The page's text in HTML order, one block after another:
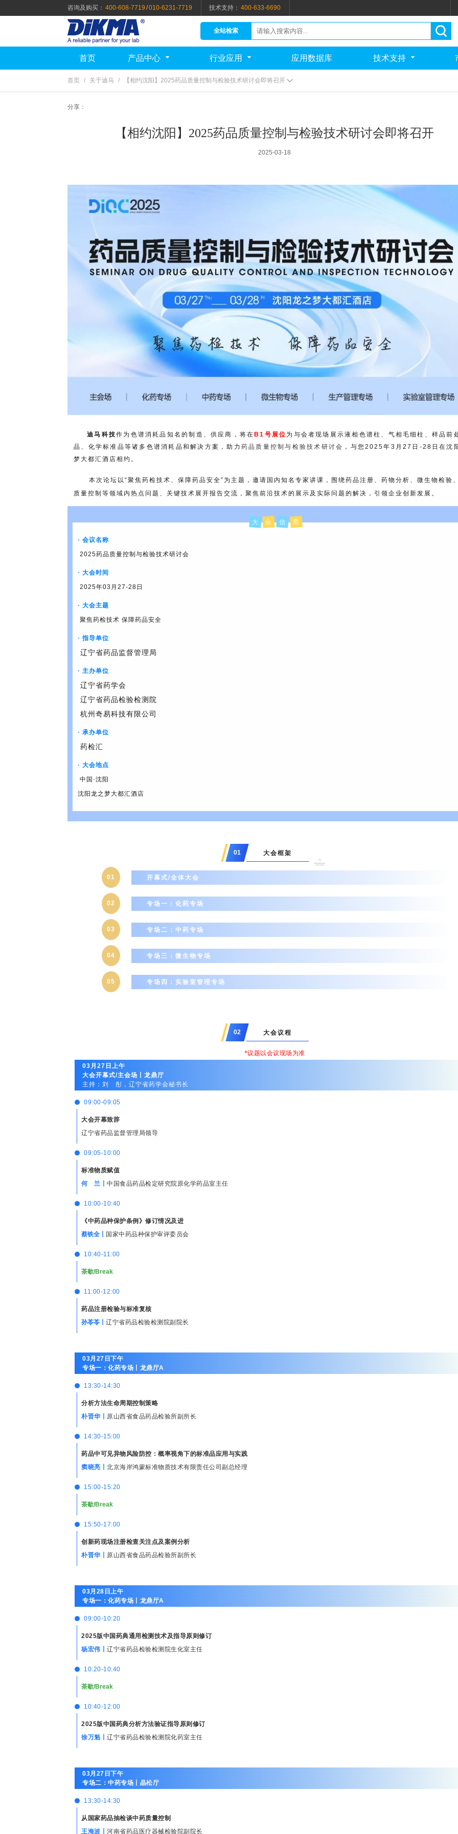
咨询及购买： 400-608-7719 /010-6231-7719 技术支持： 400-633-6690
全站检索
首页 产品中心 行业应用 应用数据库 技术支持
首页 / 关于迪马 / 【相约沈阳】2025药品质量控制与检验技术研讨会即将召开
分享：
【相约沈阳】2025药品质量控制与检验技术研讨会即将召开
2025-03-18
迪马科技作为色谱消耗品知名的制造、供应商，将在 B1号展位 为与会者现场展示液相色谱柱、气相毛细柱、样品前
品、化学标准品等诸多色谱消耗品和解决方案，助力 药品质量控制与检验技术研讨会 ，与您2025年3月27日-28日在沈
梦大都汇酒店相约。
本次论坛以“聚焦药检技术、保障药品安全”为主题，邀请国内知名专家讲课，围绕药品注册、药物分析、微生物检验
质量控制等领域内热点问题、关键技术展开报告交流，聚焦前沿技术的展示及实际问题的解决，引领企业创新发展。
大 会 信 息
· 会议名称
2025药品质量控制与检验技术研讨会
· 大会时间
2025年03月27-28日
· 大会主题
聚焦药检技术 保障药品安全
· 指导单位
辽宁省药品监督管理局
· 主办单位
辽宁省药学会
辽宁省药品检验检测院
杭州奇易科技有限公司
· 承办单位
药检汇
· 大会地点
中国·沈阳
沈阳龙之梦大都汇酒店
01 大会框架
01 开幕式/全体大会
02 专场一：化药专场
03 专场二：中药专场
04 专场三：微生物专场
05 专场四：实验室管理专场
02 大会议程
*议题以会议现场为准
03月27日上午
大会开幕式/主会场丨龙鼎厅
主持：刘 彤，辽宁省药学会秘书长
09:00-09:05
大会开幕致辞
辽宁省药品监督管理局领导
09:05-10:00
标准物质赋值
何 兰丨 中国食品药品检定研究院原化学药品室主任
10:00-10:40
《中药品种保护条例》修订情况及进
蔡铁全丨
国家中药品种保护审评委员会
10:40-11:00
茶歇/Break
11:00-12:00
药品注册检验与标准复核
孙苓苓丨 辽宁省药品检验检测院副院长
03月27日下午
专场一：化药专场丨龙鼎厅A
13:30-14:30
分析方法生命周期控制策略
朴晋华丨 原山西省食品药品检验所副所长
14:30-15:00
药品中可见异物风险防控：概率视角下的标准品应用与实践
窦晓亮丨 北京海岸鸿蒙标准物质技术有限责任公司副总经理
15:00-15:20
茶歇/Break
15:50-17:00
创新药现场注册检查关注点及案例分析
朴晋华丨 原山西省食品药品检验所副所长
03月28日上午
专场一：化药专场丨龙鼎厅A
09:00-10:20
2025版中国药典通用检测技术及指导原则修订
杨宏伟丨 辽宁省药品检验检测院生化室主任
10:20-10:40
茶歇/Break
10:40-12:00
2025版中国药典分析方法验证指导原则修订
徐万魁丨 辽宁省药品检验检测院化药室主任
03月27日下午
专场二：中药专场丨晶松厅
13:30-14:30
从国家药品抽检谈中药质量控制
王海波丨 河南省药品医疗器械检验院副院长